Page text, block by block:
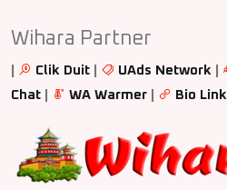
Wihara Partner
Clik Duit UAds Network
Chat
WA Warmer Bio Link